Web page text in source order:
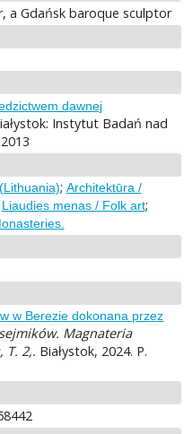
a Gdańsk baroque sculptor
dawnej
Instytut Badań nad
; Architektūra /
Liaudies menas / Folk art;
w Berezie dokonana przez
Magnateria
T. 2,. Białystok, 2024. P.